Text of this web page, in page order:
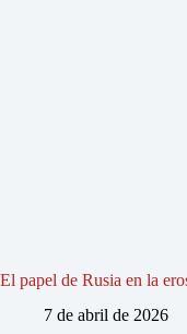
El papel de Rusia en la
7 de abril de 2026